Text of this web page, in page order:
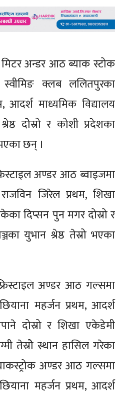
अन्डर आठ ब्याक स्टोक
स्वीमिङ क्लब ललितपुरका
आदर्श माध्यमिक विद्यालय
दोेस्रो र कोशी प्रदेशका
छन् ।
अण्डर आठ ब्वाइजमा
जिरेल प्रथम, शिखा
दिप्सन पुन मगर दोस्रो र
युभान श्रेष्ठ तेस्रो भएका
अण्डर आठ गल्समा
महर्जन प्रथम, आदर्श
दोस्रो र शिखा एकेडेमी
तेस्रोे स्थान हासिल गरेका
अण्डर आठ गल्समा
महर्जन प्रथम, आदर्श